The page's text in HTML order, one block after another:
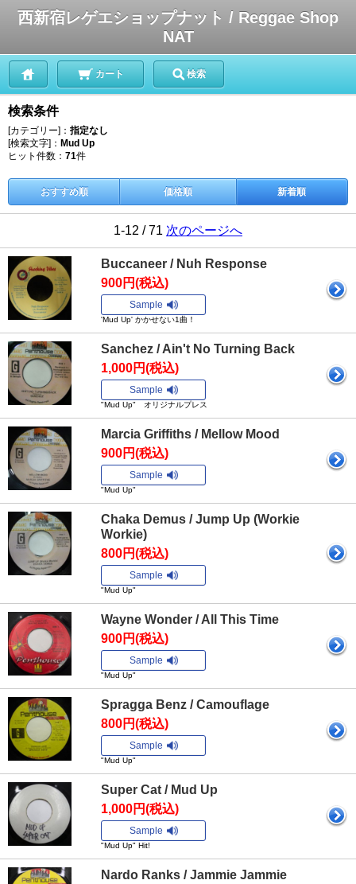
西新宿レゲエショップナット / Reggae Shop
NAT
カート 検索
検索条件
[カテゴリー]： 指定なし
[検索文字]： Mud Up
ヒット件数： 71件
おすすめ順 価格順 新着順
1-12 / 71 次のページへ
Buccaneer / Nuh Response
900円(税込)
Sample
'Mud Up' かかせない1曲！
Sanchez / Ain't No Turning Back
1,000円(税込)
Sample
"Mud Up" オリジナルプレス
Marcia Griffiths / Mellow Mood
900円(税込)
Sample
"Mud Up"
Chaka Demus / Jump Up (Workie
Workie)
800円(税込)
Sample
"Mud Up"
Wayne Wonder / All This Time
900円(税込)
Sample
"Mud Up"
Spragga Benz / Camouflage
800円(税込)
Sample
"Mud Up"
Super Cat / Mud Up
1,000円(税込)
Sample
"Mud Up" Hit!
Nardo Ranks / Jammie Jammie